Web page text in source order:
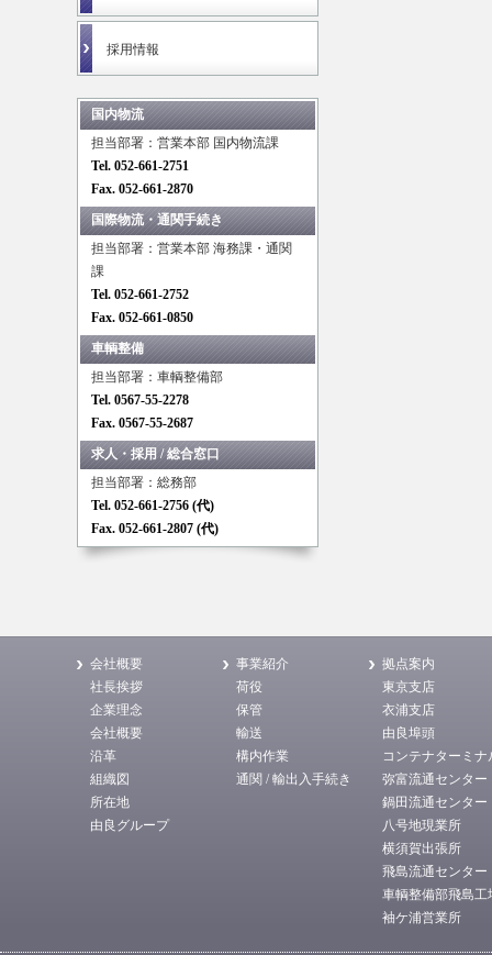
採用情報
国内物流
担当部署：営業本部 国内物流課
Tel. 052-661-2751
Fax. 052-661-2870
国際物流・通関手続き
担当部署：営業本部 海務課・通関
課
Tel. 052-661-2752
Fax. 052-661-0850
車輌整備
担当部署：車輌整備部
Tel. 0567-55-2278
Fax. 0567-55-2687
求人・採用 / 総合窓口
担当部署：総務部
Tel. 052-661-2756 (代)
Fax. 052-661-2807 (代)
会社概要
社長挨拶
企業理念
会社概要
沿革
組織図
所在地
由良グループ
事業紹介
荷役
保管
輸送
構内作業
通関 / 輸出入手続き
拠点案内
東京支店
衣浦支店
由良埠頭
コンテナターミナ
弥富流通センター
鍋田流通センター
八号地現業所
横須賀出張所
飛島流通センター
車輌整備部飛島工
袖ケ浦営業所